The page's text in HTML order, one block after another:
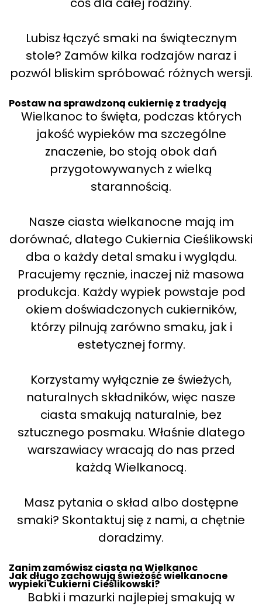
Lubisz łączyć smaki na świątecznym
stole? Zamów kilka rodzajów naraz i
pozwól bliskim spróbować różnych wersji.
Postaw na sprawdzoną cukiernię z tradycją
Wielkanoc to święta, podczas których
jakość wypieków ma szczególne
znaczenie, bo stoją obok dań
przygotowywanych z wielką
starannością.
Nasze ciasta wielkanocne mają im
dorównać, dlatego Cukiernia Cieślikowski
dba o każdy detal smaku i wyglądu.
Pracujemy ręcznie, inaczej niż masowa
produkcja. Każdy wypiek powstaje pod
okiem doświadczonych cukierników,
którzy pilnują zarówno smaku, jak i
estetycznej formy.
Korzystamy wyłącznie ze świeżych,
naturalnych składników, więc nasze
ciasta smakują naturalnie, bez
sztucznego posmaku. Właśnie dlatego
warszawiacy wracają do nas przed
każdą Wielkanocą.
Masz pytania o skład albo dostępne
smaki? Skontaktuj się z nami, a chętnie
doradzimy.
Zanim zamówisz ciasta na Wielkanoc
Jak długo zachowują świeżość wielkanocne
wypieki Cukierni Cieślikowski?
Babki i mazurki najlepiej smakują w